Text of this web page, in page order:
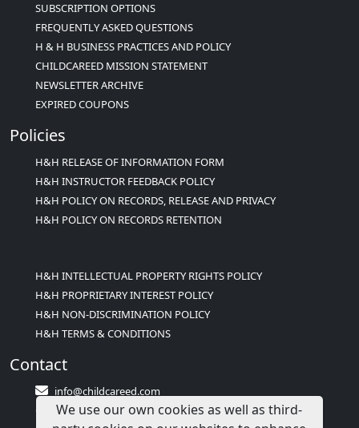
SUBSCRIPTION OPTIONS
FREQUENTLY ASKED QUESTIONS
H & H BUSINESS PRACTICES AND POLICY
CHILDCAREED MISSION STATEMENT
NEWSLETTER ARCHIVE
EXPIRED COUPONS
Policies
H&H RELEASE OF INFORMATION FORM
H&H INSTRUCTOR FEEDBACK POLICY
H&H POLICY ON RECORDS, RELEASE AND PRIVACY
H&H POLICY ON RECORDS RETENTION
H&H INTELLECTUAL PROPERTY RIGHTS POLICY
H&H PROPRIETARY INTEREST POLICY
H&H NON-DISCRIMINATION POLICY
H&H TERMS & CONDITIONS
Contact
info@childcareed.com
Contact Us
We use our own cookies as well as third-